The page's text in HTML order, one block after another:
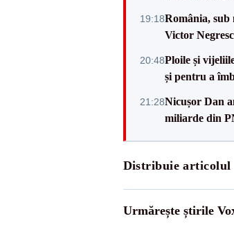
19:18România, sub
Victor
20:48Ploile și
și pentru a
21:28Nicușor Dan
miliarde din
Distribuie articolul
Urmărește știrile